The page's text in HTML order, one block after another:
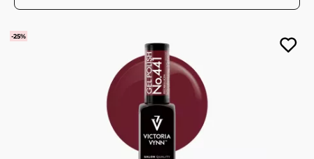
-25%